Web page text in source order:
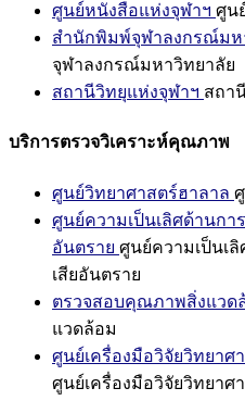
ศูนย์หนังสือแห่งจุฬาฯ ศูน
สำนักพิมพ์จุฬาลงกรณ์มห
จุฬาลงกรณ์มหาวิทยาลัย
สถานีวิทยุแห่งจุฬาฯ สถา
บริการตรวจวิเคราะห์คุณภาพ
ศูนย์วิทยาศาสตร์ฮาลาล
ศูนย์ความเป็นเลิศด้านกา
อันตราย ศูนย์ความเป็นเ
เสียอันตราย
ตรวจสอบคุณภาพสิ่งแวด
แวดล้อม
ศูนย์เครื่องมือวิจัยวิทยาศ
ศูนย์เครื่องมือวิจัยวิทยาศ